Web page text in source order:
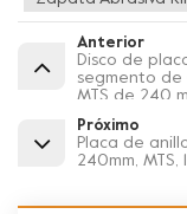
Anterior
Disco de
segmento de
MTS de 240
Próximo
Placa de
240mm,